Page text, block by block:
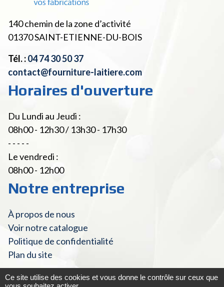
140 chemin de la zone d’activité
01370SAINT-ETIENNE-DU-BOIS
Tél. :04 74 30 50 37
contact@fourniture-laitiere.com
Horaires d'ouverture
Du Lundi au Jeudi :
08h00 - 12h30 / 13h30 - 17h30
- - - - -
Le vendredi :
08h00 - 12h00
Notre entreprise
À propos de nous
Voir notre catalogue
Politique de confidentialité
Plan du site
Ce site utilise des cookies et vous donne le contrôle sur ceux que